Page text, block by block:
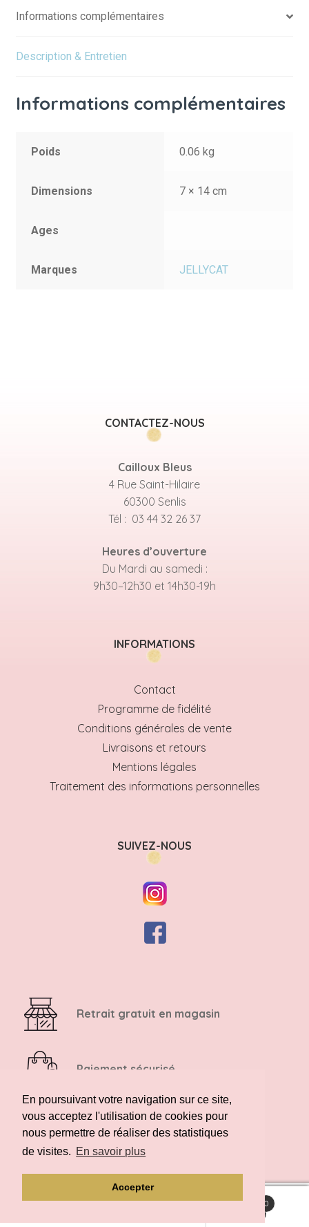
En poursuivant votre navigation sur ce site,
vous acceptez l'utilisation de cookies pour
nous permettre de réaliser des statistiques
de visites. En savoir plus
Accepter
Informations complémentaires
Description & Entretien
Informations complémentaires
Poids 0.06 kg
Dimensions 7 × 14 cm
Ages
Marques JELLYCAT
CONTACTEZ-NOUS
Cailloux Bleus
4 Rue Saint-Hilaire
60300 Senlis
Tél : 03 44 32 26 37
Heures d’ouverture
Du Mardi au samedi :
9h30–12h30 et 14h30-19h
INFORMATIONS
Contact
Programme de fidélité
Conditions générales de vente
Livraisons et retours
Mentions légales
Traitement des informations personnelles
SUIVEZ-NOUS
Retrait gratuit en magasin
Paiement sécurisé
Retour possible sous 14 jours
0